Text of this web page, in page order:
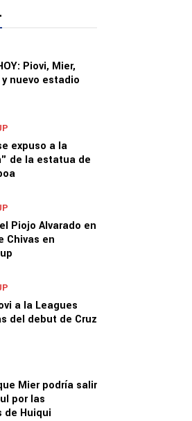
Piovi, Mier,
nuevo estadio
expuso a la
de la estatua de
Piojo Alvarado en
Chivas en
a la Leagues
del debut de Cruz
Mier podría salir
por las
de Huiqui